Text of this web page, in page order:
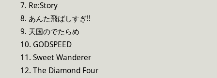
7. Re:Story
8. あんた飛ばしすぎ!!
9. 天国のでたらめ
10. GODSPEED
11. Sweet Wanderer
12. The Diamond Four